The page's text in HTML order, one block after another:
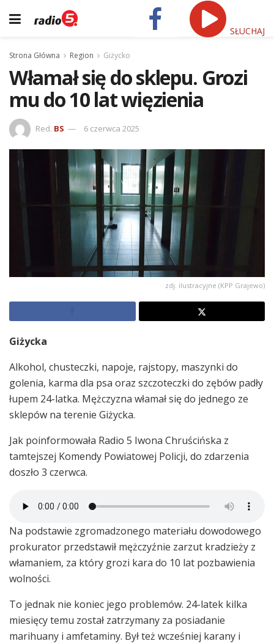
SŁUCHAJ
Strona Główna Region Giżycko
Włamał się do sklepu. Grozi
mu do 10 lat więzienia
Red. BS 6 czerwca 2025
zdj. ilustracyjne (KPP Grajewo)
Giżycka
Alkohol, chusteczki, napoje, rajstopy, maszynki do
golenia, karma dla psa oraz szczoteczki do zębów padły
łupem 24-latka. Mężczyzna włamał się do jednego ze
sklepów na terenie Giżycka.
Jak poinformowała Radio 5 Iwona Chruścińska z
tamtejszej Komendy Powiatowej Policji, do zdarzenia
doszło 3 czerwca.
Na podstawie zgromadzonego materiału dowodowego
prokurator przedstawił mężczyźnie zarzut kradzieży z
włamaniem, za który grozi kara do 10 lat pozbawienia
wolności.
To jednak nie koniec jego problemów. 24-latek kilka
miesięcy temu został zatrzymany za posiadanie
marihuany i amfetaminy. Był też wcześniej karany i